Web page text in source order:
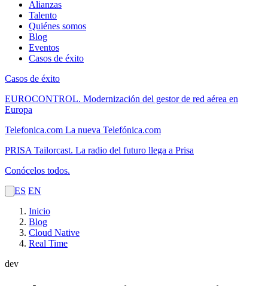
Alianzas
Talento
Quiénes somos
Blog
Eventos
Casos de éxito
Casos de éxito
EUROCONTROL. Modernización del gestor de red aérea en
Europa
Telefonica.com La nueva Telefónica.com
PRISA Tailorcast. La radio del futuro llega a Prisa
Conócelos todos.
ES EN
Inicio
Blog
Cloud Native
Real Time
dev